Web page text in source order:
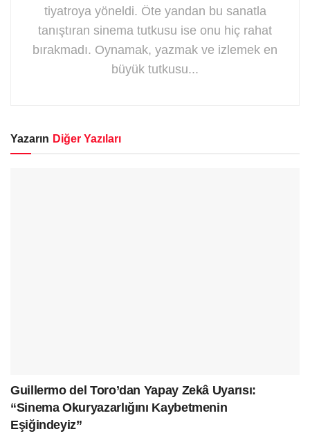
tiyatroya yöneldi. Öte yandan bu sanatla
tanıştıran sinema tutkusu ise onu hiç rahat
bırakmadı. Oynamak, yazmak ve izlemek en
büyük tutkusu...
Yazarın Diğer Yazıları
Guillermo del Toro’dan Yapay Zekâ Uyarısı:
“Sinema Okuryazarlığını Kaybetmenin
Eşiğindeyiz”